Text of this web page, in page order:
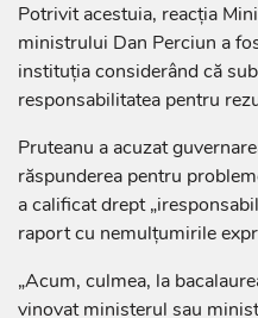
Potrivit acestuia, reacția
ministrului Dan Perciun a
instituția considerând că
responsabilitatea pentru
Pruteanu a acuzat
răspunderea pentru
a calificat drept
raport cu nemulțumirile
„Acum, culmea, la
vinovat ministerul sau